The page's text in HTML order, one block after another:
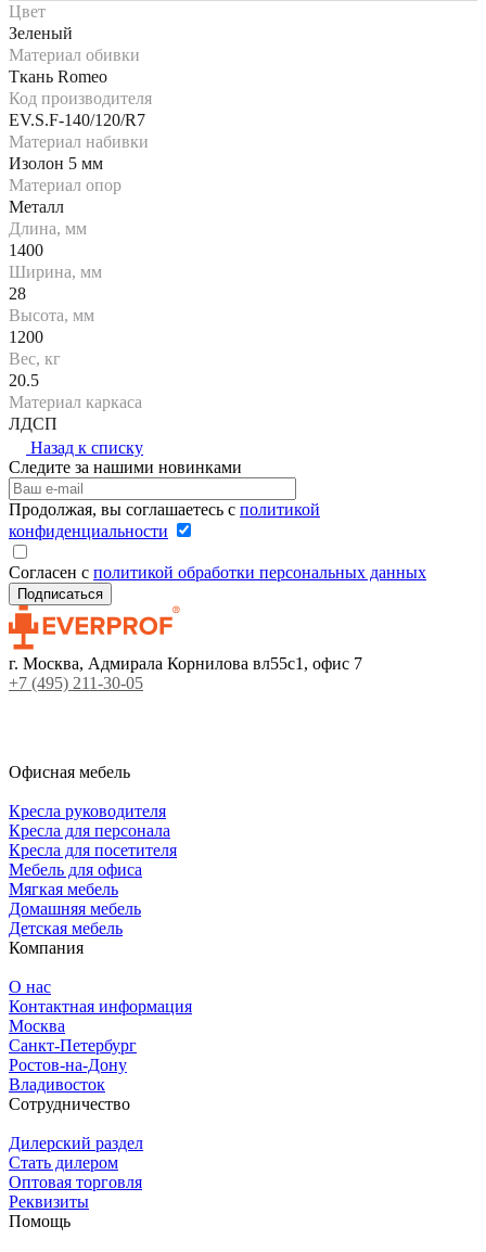
Цвет
Зеленый
Материал обивки
Ткань Romeo
Код производителя
EV.S.F-140/120/R7
Материал набивки
Изолон 5 мм
Материал опор
Металл
Длина, мм
1400
Ширина, мм
28
Высота, мм
1200
Вес, кг
20.5
Материал каркаса
ЛДСП
Назад к списку
Следите за нашими новинками
Продолжая, вы соглашаетесь с политикой
конфиденциальности
Согласен с политикой обработки персональных данных
г. Москва, Адмирала Корнилова вл55с1, офис 7
+7 (495) 211-30-05
Офисная мебель
Кресла руководителя
Кресла для персонала
Кресла для посетителя
Мебель для офиса
Мягкая мебель
Домашняя мебель
Детская мебель
Компания
О нас
Контактная информация
Москва
Санкт-Петербург
Ростов-на-Дону
Владивосток
Сотрудничество
Дилерский раздел
Стать дилером
Оптовая торговля
Реквизиты
Помощь